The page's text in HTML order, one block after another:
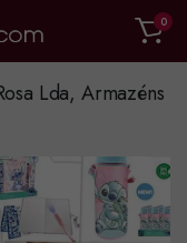
0
Lda, Armazéns